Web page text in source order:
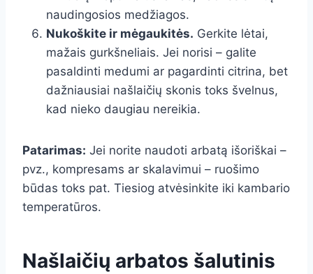
naudingosios medžiagos.
Nukoškite ir mėgaukitės. Gerkite lėtai,
mažais gurkšneliais. Jei norisi – galite
pasaldinti medumi ar pagardinti citrina, bet
dažniausiai našlaičių skonis toks švelnus,
kad nieko daugiau nereikia.
Patarimas: Jei norite naudoti arbatą išoriškai –
pvz., kompresams ar skalavimui – ruošimo
būdas toks pat. Tiesiog atvėsinkite iki kambario
temperatūros.
Našlaičių arbatos šalutinis